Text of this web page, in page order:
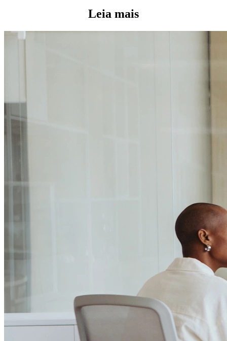
Leia mais
Canal de Ética
Código Corporativo de Conduta Ética
Compromisso com o Meio Ambiente
Educação Financeira